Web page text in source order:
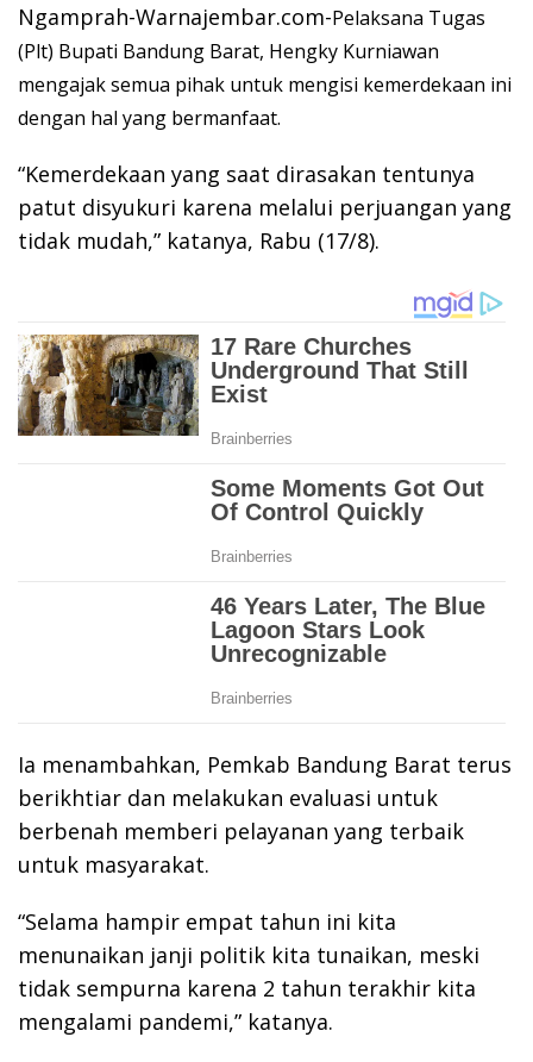
Ngamprah-Warnajembar.com-Pelaksana Tugas
(Plt) Bupati Bandung Barat, Hengky Kurniawan
mengajak semua pihak untuk mengisi kemerdekaan ini
dengan hal yang bermanfaat.
“Kemerdekaan yang saat dirasakan tentunya
patut disyukuri karena melalui perjuangan yang
tidak mudah,” katanya, Rabu (17/8).
Ia menambahkan, Pemkab Bandung Barat terus
berikhtiar dan melakukan evaluasi untuk
berbenah memberi pelayanan yang terbaik
untuk masyarakat.
“Selama hampir empat tahun ini kita
menunaikan janji politik kita tunaikan, meski
tidak sempurna karena 2 tahun terakhir kita
mengalami pandemi,” katanya.